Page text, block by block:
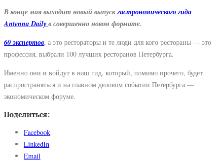
В конце мая выходит новый выпуск гастрономического гида
Antenna Daily в совершенно новом формате.
60 экспертов, а это рестораторы и те люди для кого рестораны — это
профессия, выбрали 100 лучших ресторанов Петербурга.
Именно они и войдут в наш гид, который, помимо прочего, будет
распространяться и на главном деловом событии Петербурга —
экономическом форуме.
Поделиться:
Facebook
LinkedIn
Email